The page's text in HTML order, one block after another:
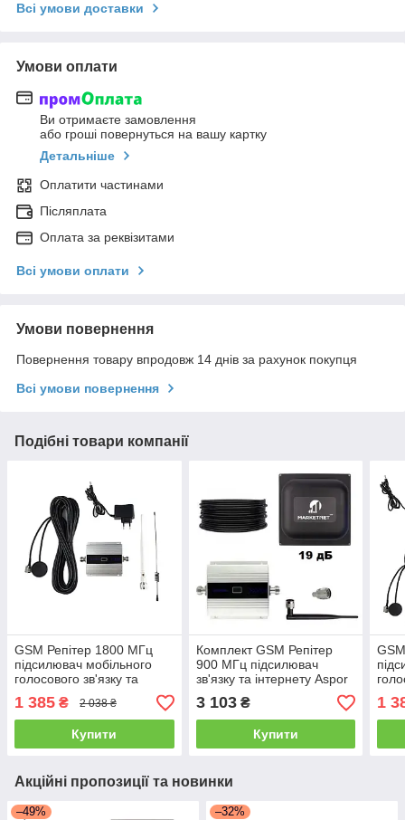
Всі умови доставки
Умови оплати
Ви отримаєте замовлення
або гроші повернуться на вашу картку
Детальніше
Оплатити частинами
Післяплата
Оплата за реквізитами
Всі умови оплати
Умови повернення
Повернення товару впродовж 14 днів за рахунок покупця
Всі умови повернення
Подібні товари компанії
GSM Репітер 1800 МГц
підсилювач мобільного
голосового зв'язку та
інтернету Aspor
1 385 ₴ 2 038 ₴
Купити
Комплект GSM Репітер
900 МГц підсилювач
зв'язку та інтернету Aspor
з антеною 19 дБ
3 103₴
Купити
1
Акційні пропозиції та новинки
–49% –32%